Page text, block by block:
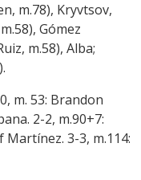
m.78), Kryvtsov,
Gómez
m.58), Alba;
m. 53: Brandon
2-2, m.90+7:
Martínez. 3-3, m.114: